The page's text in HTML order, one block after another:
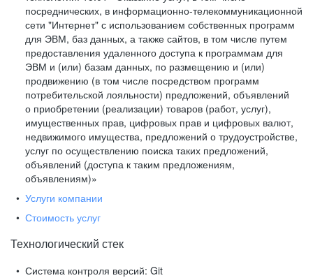
посреднических, в информационно-телекоммуникационной
сети "Интернет" с использованием собственных программ
для ЭВМ, баз данных, а также сайтов, в том числе путем
предоставления удаленного доступа к программам для
ЭВМ и (или) базам данных, по размещению и (или)
продвижению (в том числе посредством программ
потребительской лояльности) предложений, объявлений
о приобретении (реализации) товаров (работ, услуг),
имущественных прав, цифровых прав и цифровых валют,
недвижимого имущества, предложений о трудоустройстве,
услуг по осуществлению поиска таких предложений,
объявлений (доступа к таким предложениям,
объявлениям)»
Услуги компании
Стоимость услуг
Технологический стек
Система контроля версий: Git